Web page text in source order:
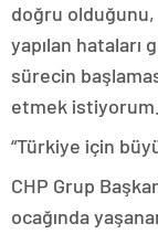
doğru olduğunu,
yapılan
sürecin
etmek
“Türkiye için
CHP Grup
ocağında